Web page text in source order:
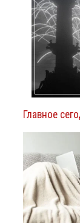
Главное